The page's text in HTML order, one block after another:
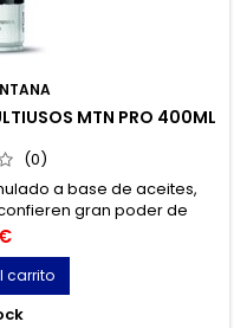
MTN PRO 400ML
(0)
a base de aceites,
gran poder de
de los metales frente a
carrito